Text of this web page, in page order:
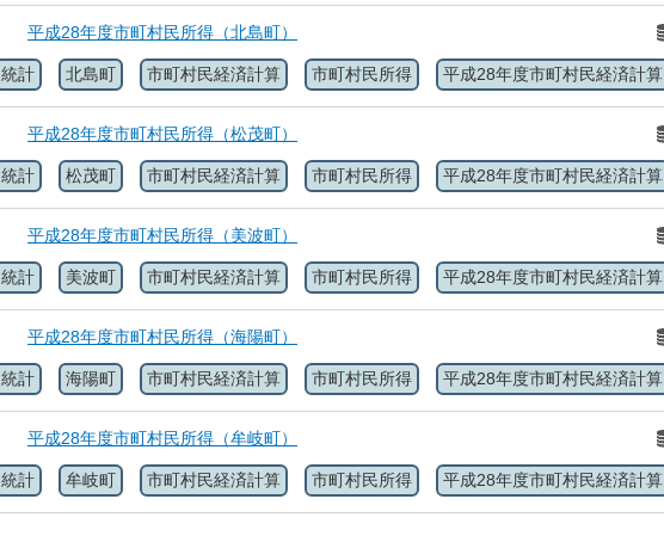
平成28年度市町村民所得（北島町）
統計 北島町 市町村民経済計算 市町村民所得 平成28年度市町村民経済計算
平成28年度市町村民所得（松茂町）
統計 松茂町 市町村民経済計算 市町村民所得 平成28年度市町村民経済計算
平成28年度市町村民所得（美波町）
統計 美波町 市町村民経済計算 市町村民所得 平成28年度市町村民経済計算
平成28年度市町村民所得（海陽町）
統計 海陽町 市町村民経済計算 市町村民所得 平成28年度市町村民経済計算
平成28年度市町村民所得（牟岐町）
統計 牟岐町 市町村民経済計算 市町村民所得 平成28年度市町村民経済計算